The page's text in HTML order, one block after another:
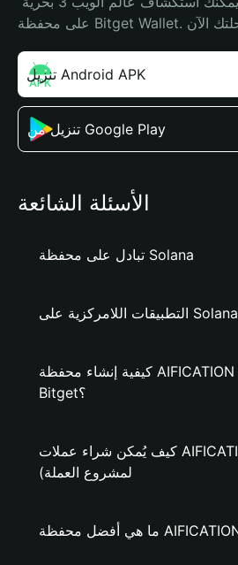
تنزيل Android APK
تنزيل من Google Play
الأسئلة الشائعة
تبادل على محفظة Solana
التطبيقات اللامركزية على Solana
كيفية إنشاء محفظة AIFICATION على محفظة
Bitget؟
كيف يُمكن شراء عملات AIFICATION؟ (فقط
لمشروع العملة)